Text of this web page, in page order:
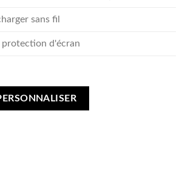
sans fil
protection d'écran
OnePlus 10 Pro coque personnalisée -